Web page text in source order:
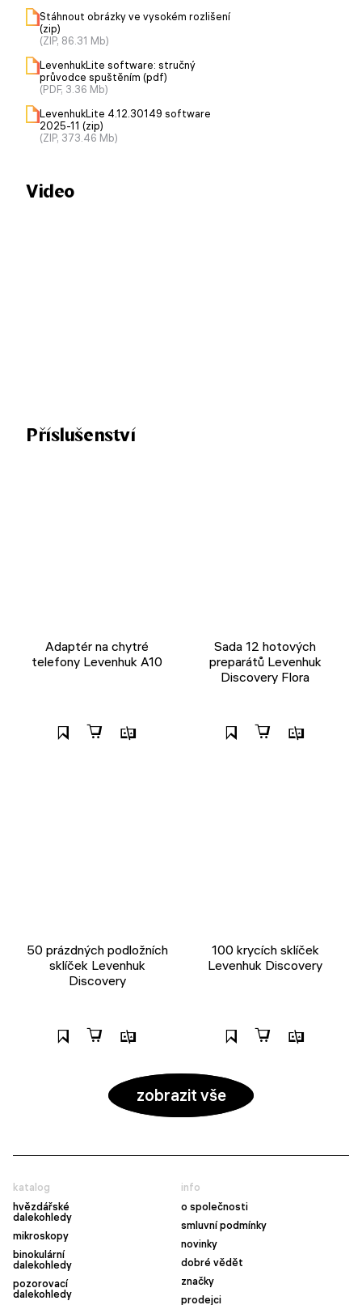
Stáhnout obrázky ve vysokém rozlišení
(zip)
(ZIP, 86.31 Mb)
LevenhukLite software: stručný
průvodce spuštěním (pdf)
(PDF, 3.36 Mb)
LevenhukLite 4.12.30149 software
2025-11 (zip)
(ZIP, 373.46 Mb)
Video
Příslušenství
Adaptér na chytré
telefony Levenhuk A10
Sada 12 hotových
preparátů Levenhuk
Discovery Flora
50 prázdných podložních
sklíček Levenhuk
Discovery
100 krycích sklíček
Levenhuk Discovery
zobrazit vše
katalog
hvězdářské
dalekohledy
mikroskopy
binokulární
dalekohledy
pozorovací
dalekohledy
info
o společnosti
smluvní podmínky
novinky
dobré vědět
značky
prodejci